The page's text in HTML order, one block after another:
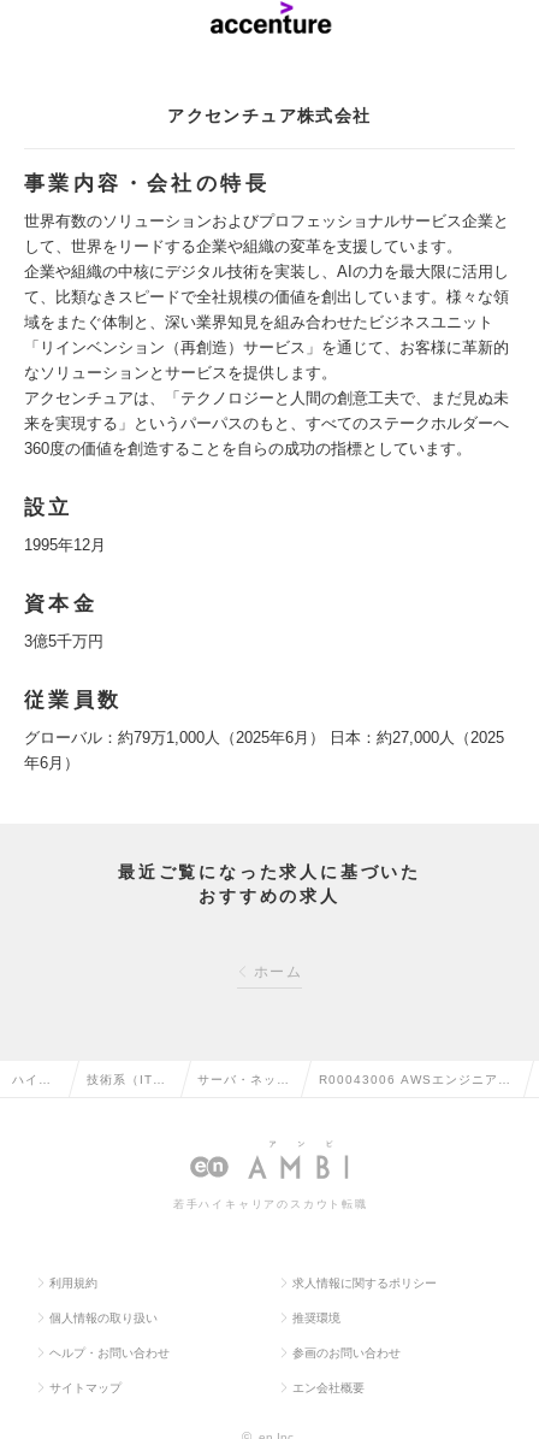
アクセンチュア株式会社
事業内容・会社の特長
世界有数のソリューションおよびプロフェッショナルサービス企業と
して、世界をリードする企業や組織の変革を支援しています。
企業や組織の中核にデジタル技術を実装し、AIの力を最大限に活用し
て、比類なきスピードで全社規模の価値を創出しています。様々な領
域をまたぐ体制と、深い業界知見を組み合わせたビジネスユニット
「リインベンション（再創造）サービス」を通じて、お客様に革新的
なソリューションとサービスを提供します。
アクセンチュアは、「テクノロジーと人間の創意工夫で、まだ見ぬ未
来を実現する」というパーパスのもと、すべてのステークホルダーへ
360度の価値を創造することを自らの成功の指標としています。
設立
1995年12月
資本金
3億5千万円
従業員数
グローバル：約79万1,000人（2025年6月） 日本：約27,000人（2025
年6月）
最近ご覧になった求人に基づいた
おすすめの求人
ホーム
ハイク 技術系（IT・ サーバ・ネット
アの転職
R00043006 AWSエンジニア/
T-Del）の求人情報
若手ハイキャリアのスカウト転職
利用規約 求人情報に関するポリシー
個人情報の取り扱い 推奨環境
ヘルプ・お問い合わせ 参画のお問い合わせ
サイトマップ エン会社概要